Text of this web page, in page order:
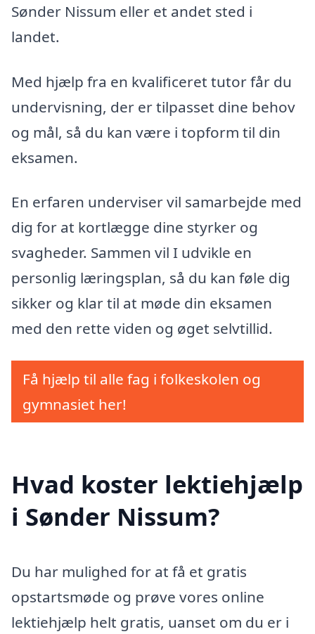
Sønder Nissum eller et andet sted i
landet.
Med hjælp fra en kvalificeret tutor får du
undervisning, der er tilpasset dine behov
og mål, så du kan være i topform til din
eksamen.
En erfaren underviser vil samarbejde med
dig for at kortlægge dine styrker og
svagheder. Sammen vil I udvikle en
personlig læringsplan, så du kan føle dig
sikker og klar til at møde din eksamen
med den rette viden og øget selvtillid.
Få hjælp til alle fag i folkeskolen og
gymnasiet her!
Hvad koster lektiehjælp
i Sønder Nissum?
Du har mulighed for at få et gratis
opstartsmøde og prøve vores online
lektiehjælp helt gratis, uanset om du er i